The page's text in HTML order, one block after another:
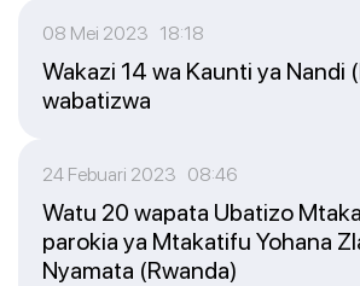
08 Mei 2023 18:18
Wakazi 14 wa Kaunti ya Nandi
wabatizwa
24 Febuari 2023 08:46
Watu 20 wapata Ubatizo
parokia ya Mtakatifu Yohana
Nyamata (Rwanda)